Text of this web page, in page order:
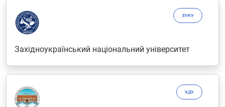
ЗУНУ
Західноукраїнський національний університет
ХДУ